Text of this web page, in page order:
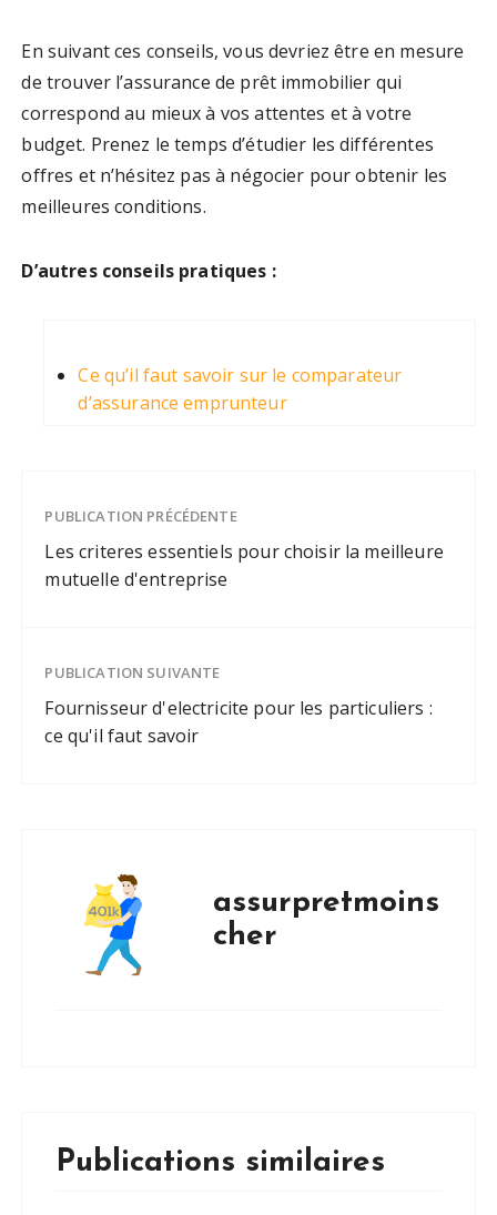
En suivant ces conseils, vous devriez être en mesure
de trouver l’assurance de prêt immobilier qui
correspond au mieux à vos attentes et à votre
budget. Prenez le temps d’étudier les différentes
offres et n’hésitez pas à négocier pour obtenir les
meilleures conditions.
D’autres conseils pratiques :
Ce qu’il faut savoir sur le comparateur
d’assurance emprunteur
PUBLICATION PRÉCÉDENTE
Les criteres essentiels pour choisir la meilleure
mutuelle d'entreprise
PUBLICATION SUIVANTE
Fournisseur d'electricite pour les particuliers :
ce qu'il faut savoir
assurpretmoins
cher
Publications similaires